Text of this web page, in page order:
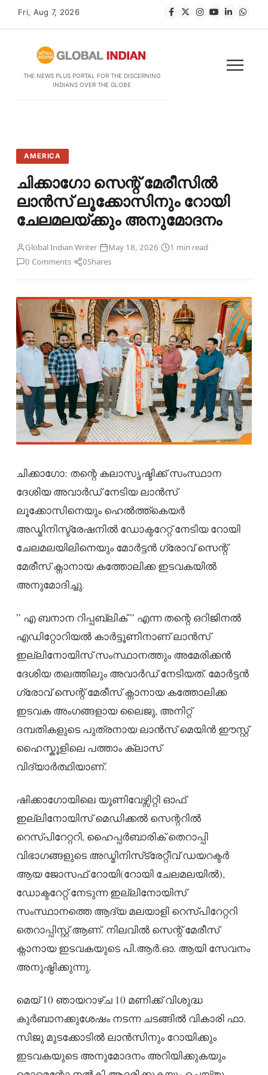
Fri, Aug 7, 2026
THE NEWS PLUS PORTAL FOR THE DISCERNING
INDIANS OVER THE GLOBE
AMERICA
ചിക്കാഗോ സെന്റ് മേരീസിൽ
ലാൻസ് ലൂക്കോസിനും റോയി
ചേലമലയ്ക്കും അനുമോദനം
Global Indian Writer· May 18, 2026· 1 min read·
0 Comments· 0Shares
ചിക്കാഗോ: തന്റെ കലാസൃഷ്ടിക്ക് സംസ്ഥാന
ദേശിയ അവാർഡ് നേടിയ ലാൻസ്
ലൂക്കോസിനെയും ഹെൽത്ത്കെയർ
അഡ്മിനിസ്ട്രേഷനിൽ ഡോക്ടറേറ്റ് നേടിയ റോയി
ചേലമലയിലിനെയും മോർട്ടൻ ഗ്രോവ് സെന്റ്
മേരീസ് ക്നാനായ കത്തോലിക്ക ഇടവകയിൽ
അനുമോദിച്ചു.
” എ ബനാന റിപ്പബ്ലിക് ” എന്ന തന്റെ ഒറിജിനൽ
എഡിറ്റോറിയൽ കാർട്ടൂണിനാണ് ലാൻസ്
ഇല്ലിനോയിസ് സംസ്ഥാനത്തും അമേരിക്കൻ
ദേശിയ തലത്തിലും അവാർഡ് നേടിയത്. മോർട്ടൻ
ഗ്രോവ് സെന്റ് മേരീസ് ക്നാനായ കത്തോലിക്ക
ഇടവക അംഗങ്ങളായ ലൈജു, അനിറ്റ്
ദമ്പതികളുടെ പുത്രനായ ലാൻസ് മെയിൻ ഈസ്റ്റ്
ഹൈസ്കൂളിലെ പത്താം ക്ലാസ്
വിദ്യാർത്ഥിയാണ്.
ഷിക്കാഗോയിലെ യൂണിവേഴ്സിറ്റി ഓഫ്
ഇല്ലിനോയിസ് മെഡിക്കൽ സെന്ററിൽ
റെസ്പിറേറ്ററി, ഹൈപ്പർബാരിക് തെറാപ്പി
വിഭാഗങ്ങളുടെ അഡ്മിനിസ്‌ട്രേറ്റീവ് ഡയറക്ടർ
ആയ ജോസഫ് റോയി(റോയി ചേലമലയിൽ),
ഡോക്ടറേറ്റ് നേടുന്ന ഇല്ലിനോയിസ്
സംസ്ഥാനത്തെ ആദ്യ മലയാളി റെസ്പിറേറ്ററി
തെറാപ്പിസ്റ്റ് ആണ്. നിലവിൽ സെന്റ് മേരീസ്
ക്നാനായ ഇടവകയുടെ പി.ആർ.ഓ. ആയി സേവനം
അനുഷ്ഠിക്കുന്നു.
മെയ് 10 ഞായറാഴ്ച 10 മണിക്ക് വിശുദ്ധ
കുർബാനക്കുശേഷം നടന്ന ചടങ്ങിൽ വികാരി ഫാ.
സിജു മുടക്കോടിൽ ലാൻസിനും റോയിക്കും
ഇടവകയുടെ അനുമോദനം അറിയിക്കുകയും